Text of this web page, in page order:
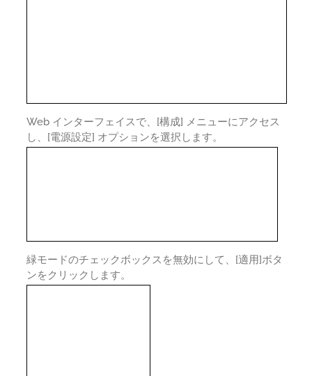
Web インターフェイスで、[構成] メニューにアクセス
し、[電源設定] オプションを選択します。
緑モードのチェックボックスを無効にして、[適用]ボタ
ンをクリックします。